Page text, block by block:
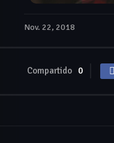
Nov. 22, 2018
Compartido 0